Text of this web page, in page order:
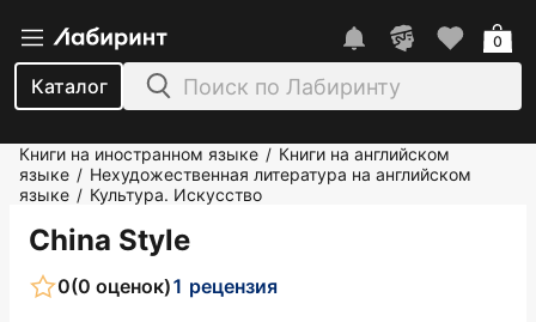
Каталог
0
Книги на иностранном языке / Книги на английском
языке / Нехудожественная литература на английском
языке / Культура. Искусство
China Style
0(0 оценок)1 рецензия